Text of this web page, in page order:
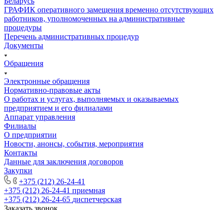
ГРАФИК оперативного замещения временно отсутствующих
работников, уполномоченных на административные
процедуры
Перечень административных процедур
Документы
Обращения
Электронные обращения
Нормативно-правовые акты
О работах и услугах, выполняемых и оказываемых
предприятием и его филиалами
Аппарат управления
Филиалы
О предприятии
Новости, анонсы, события, мероприятия
Контакты
Данные для заключения договоров
Закупки
+375 (212) 26-24-41
+375 (212) 26-24-41 приемная
+375 (212) 26-24-65 диспетчерская
Заказать звонок